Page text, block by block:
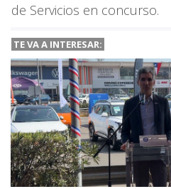
de Servicios en concurso.
TE VA A INTERESAR: